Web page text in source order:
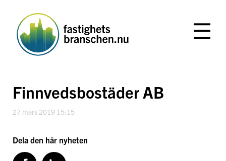
innehåll
Finnvedsbostäder AB
27 mars 2019 15:15
Dela den här nyheten